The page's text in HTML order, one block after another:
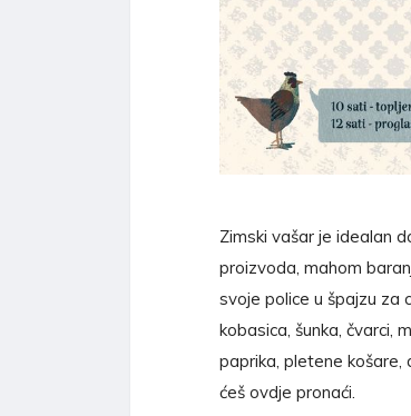
Zimski vašar je idealan
proizvoda, mahom
svoje police u špajzu za
kobasica, šunka, čvarci,
paprika, pletene košare,
ćeš ovdje pronaći.